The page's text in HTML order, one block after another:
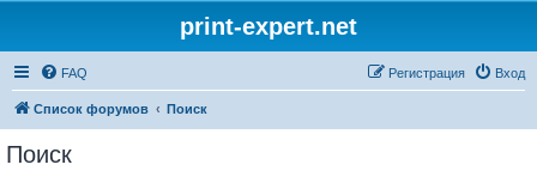
print-expert.net
FAQ Вход
Регистрация
Список форумов Поиск
Поиск